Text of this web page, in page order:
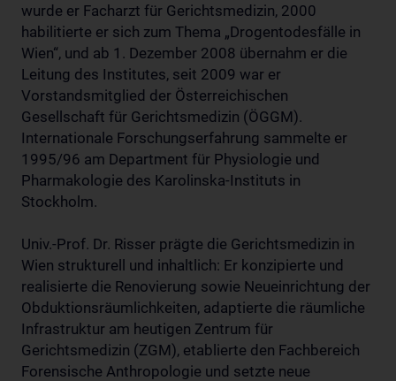
wurde er Facharzt für Gerichtsmedizin, 2000
habilitierte er sich zum Thema „Drogentodesfälle in
Wien“, und ab 1. Dezember 2008 übernahm er die
Leitung des Institutes, seit 2009 war er
Vorstandsmitglied der Österreichischen
Gesellschaft für Gerichtsmedizin (ÖGGM).
Internationale Forschungserfahrung sammelte er
1995/96 am Department für Physiologie und
Pharmakologie des Karolinska-Instituts in
Stockholm.
Univ.-Prof. Dr. Risser prägte die Gerichtsmedizin in
Wien strukturell und inhaltlich: Er konzipierte und
realisierte die Renovierung sowie Neueinrichtung der
Obduktionsräumlichkeiten, adaptierte die räumliche
Infrastruktur am heutigen Zentrum für
Gerichtsmedizin (ZGM), etablierte den Fachbereich
Forensische Anthropologie und setzte neue